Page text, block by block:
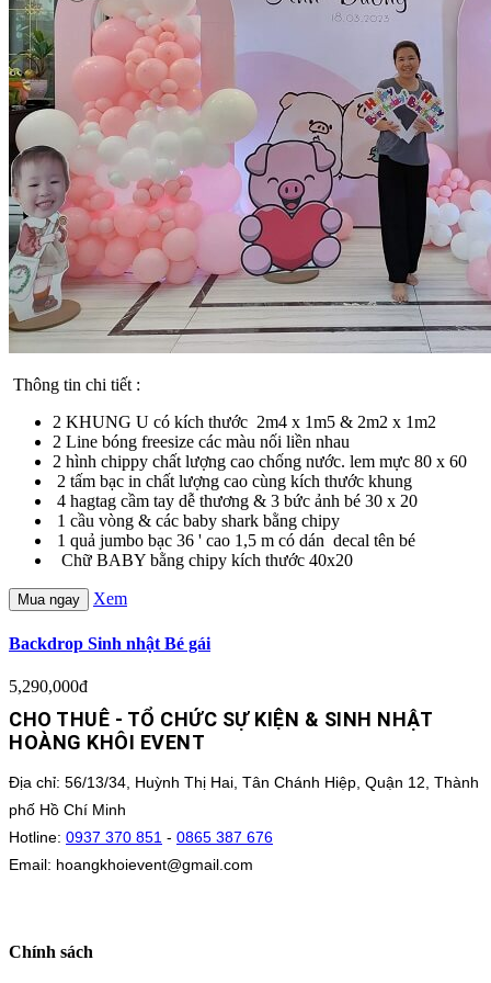
Thông tin chi tiết :
2 KHUNG U có kích thước 2m4 x 1m5 & 2m2 x 1m2
2 Line bóng freesize các màu nối liền nhau
2 hình chippy chất lượng cao chống nước. lem mực 80 x 60
2 tấm bạc in chất lượng cao cùng kích thước khung
4 hagtag cầm tay dễ thương & 3 bức ảnh bé 30 x 20
1 cầu vòng & các baby shark bằng chipy
1 quả jumbo bạc 36 ' cao 1,5 m có dán decal tên bé
Chữ BABY bằng chipy kích thước 40x20
Mua ngay Xem
Backdrop Sinh nhật Bé gái
5,290,000đ
CHO THUÊ - TỔ CHỨC SỰ KIỆN & SINH NHẬT
HOÀNG KHÔI EVENT
Địa chỉ: 56/13/34, Huỳnh Thị Hai, Tân Chánh Hiệp, Quận 12, Thành
phố Hồ Chí Minh
Hotline: 0937 370 851 - 0865 387 676
Email: hoangkhoievent@gmail.com
Chính sách